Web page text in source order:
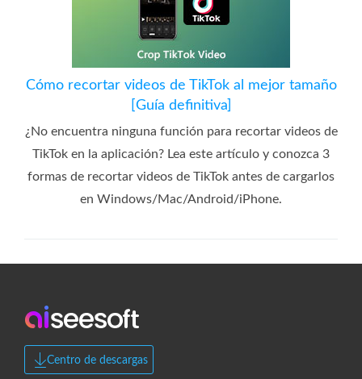
Cómo recortar videos de TikTok al mejor tamaño
[Guía definitiva]
¿No encuentra ninguna función para recortar videos de
TikTok en la aplicación? Lea este artículo y conozca 3
formas de recortar videos de TikTok antes de cargarlos
en Windows/Mac/Android/iPhone.
Centro de descargas